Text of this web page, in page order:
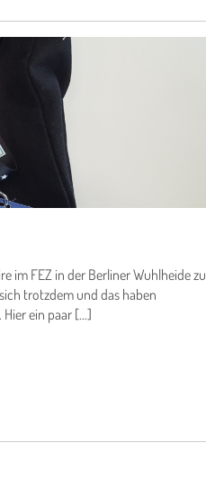
im FEZ in der Berliner Wuhlheide zu
trotzdem und das haben
Hier ein paar […]